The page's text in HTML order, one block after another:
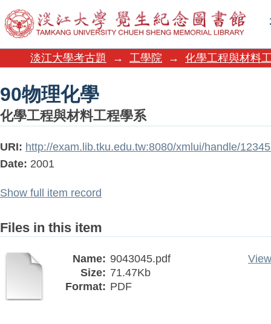
90物理化學
淡江大學考古題 → 工學院 → 化學工程與材料
90物理化學
化學工程與材料工程學系
URI: http://exam.lib.tku.edu.tw:8080/xmlui/handle/
Date: 2001
Show full item record
Files in this item
Name: 9043045.pdf
Size: 71.47Kb
Format: PDF